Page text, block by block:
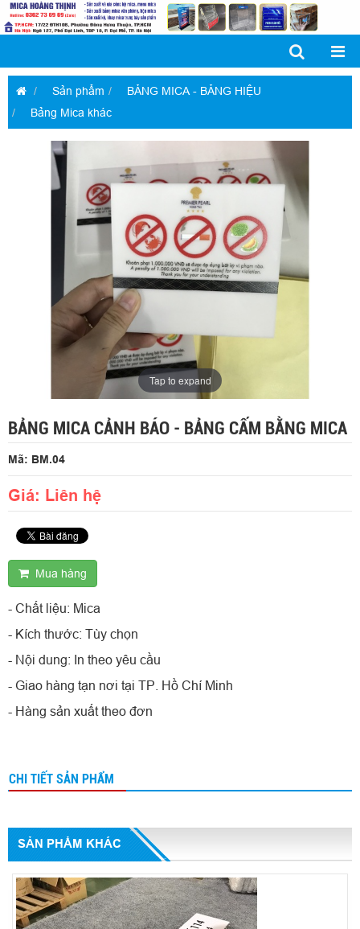
Sản phẩm
BẢNG MICA - BẢNG HIỆU
Bảng Mica khác
Tap to expand
BẢNG MICA CẢNH BÁO - BẢNG CẤM BẰNG MICA
Mã: BM.04
Giá: Liên hệ
Mua hàng
- Chất liệu: Mica
- Kích thước: Tùy chọn
- Nội dung: In theo yêu cầu
- Giao hàng tạn nơi tại TP. Hồ Chí Minh
- Hàng sản xuất theo đơn
CHI TIẾT SẢN PHẨM
SẢN PHẨM KHÁC